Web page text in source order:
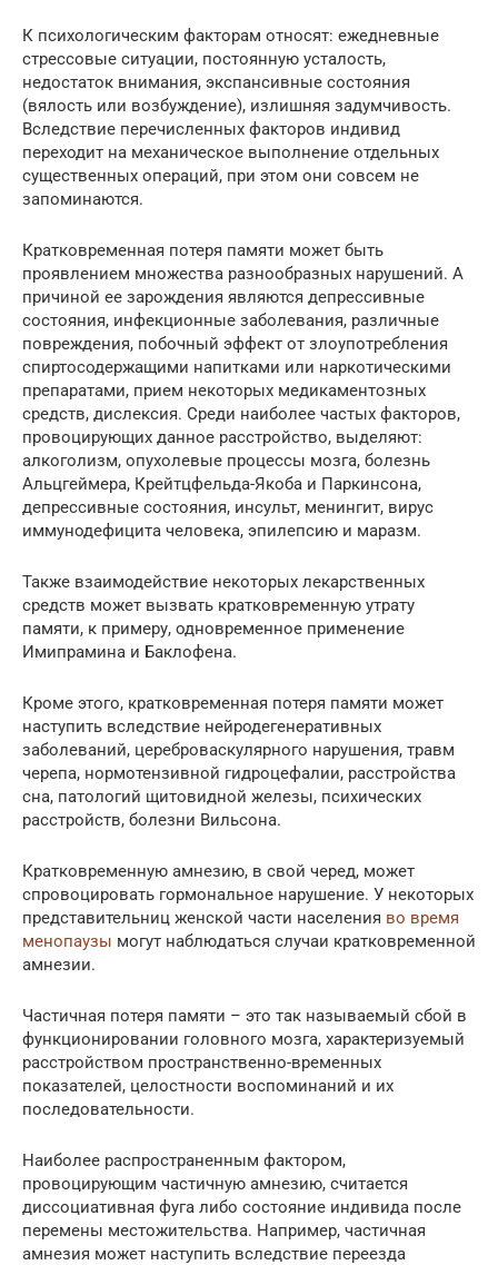
К психологическим факторам относят: ежедневные
стрессовые ситуации, постоянную усталость,
недостаток внимания, экспансивные состояния
(вялость или возбуждение), излишняя задумчивость.
Вследствие перечисленных факторов индивид
переходит на механическое выполнение отдельных
существенных операций, при этом они совсем не
запоминаются.
Кратковременная потеря памяти может быть
проявлением множества разнообразных нарушений. А
причиной ее зарождения являются депрессивные
состояния, инфекционные заболевания, различные
повреждения, побочный эффект от злоупотребления
спиртосодержащими напитками или наркотическими
препаратами, прием некоторых медикаментозных
средств, дислексия. Среди наиболее частых факторов,
провоцирующих данное расстройство, выделяют:
алкоголизм, опухолевые процессы мозга, болезнь
Альцгеймера, Крейтцфельда-Якоба и Паркинсона,
депрессивные состояния, инсульт, менингит, вирус
иммунодефицита человека, эпилепсию и маразм.
Также взаимодействие некоторых лекарственных
средств может вызвать кратковременную утрату
памяти, к примеру, одновременное применение
Имипрамина и Баклофена.
Кроме этого, кратковременная потеря памяти может
наступить вследствие нейродегенеративных
заболеваний, цереброваскулярного нарушения, травм
черепа, нормотензивной гидроцефалии, расстройства
сна, патологий щитовидной железы, психических
расстройств, болезни Вильсона.
Кратковременную амнезию, в свой черед, может
спровоцировать гормональное нарушение. У некоторых
представительниц женской части населения во время
менопаузы могут наблюдаться случаи кратковременной
амнезии.
Частичная потеря памяти – это так называемый сбой в
функционировании головного мозга, характеризуемый
расстройством пространственно-временных
показателей, целостности воспоминаний и их
последовательности.
Наиболее распространенным фактором,
провоцирующим частичную амнезию, считается
диссоциативная фуга либо состояние индивида после
перемены местожительства. Например, частичная
амнезия может наступить вследствие переезда